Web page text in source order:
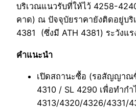
บริเวณแนวรับที่ให้ไว้ 4258-
คาด) ณ ปัจจุบัยราคายังติดอยู่บ
4381 (ซึ่งมี ATH 4381) ระวังแ
คำแนะนำ
เปิดสถานะซื้อ (รอสัญญาณ
4310 / SL 4290 เพื่อทำกำ
4313/4320/4326/4331/